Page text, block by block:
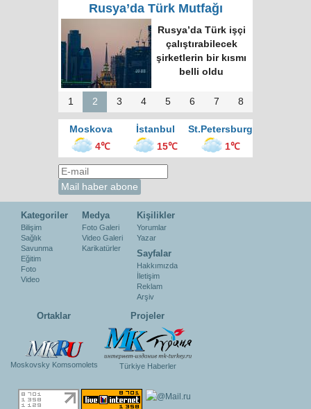
Rusya’da Türk Mutfağı
Moskova’nın en
büyük kültür
merkezinde “Türk
Kahvesi Gecesi”
düzenlendi
1 2 3 4 5 6 7 8
Moskova İstanbul
St.Petersburg
4℃
15℃ 1℃
Kategoriler
Bilişim
Sağlık
Savunma
Eğitim
Foto
Video
Medya
Foto Galeri
Video Galeri
Karikatürler
Kişilikler
Yorumlar
Yazar
Sayfalar
Hakkımızda
İletişim
Reklam
Arşiv
Ortaklar
Moskovsky Komsomolets
Projeler
Türkiye Haberler